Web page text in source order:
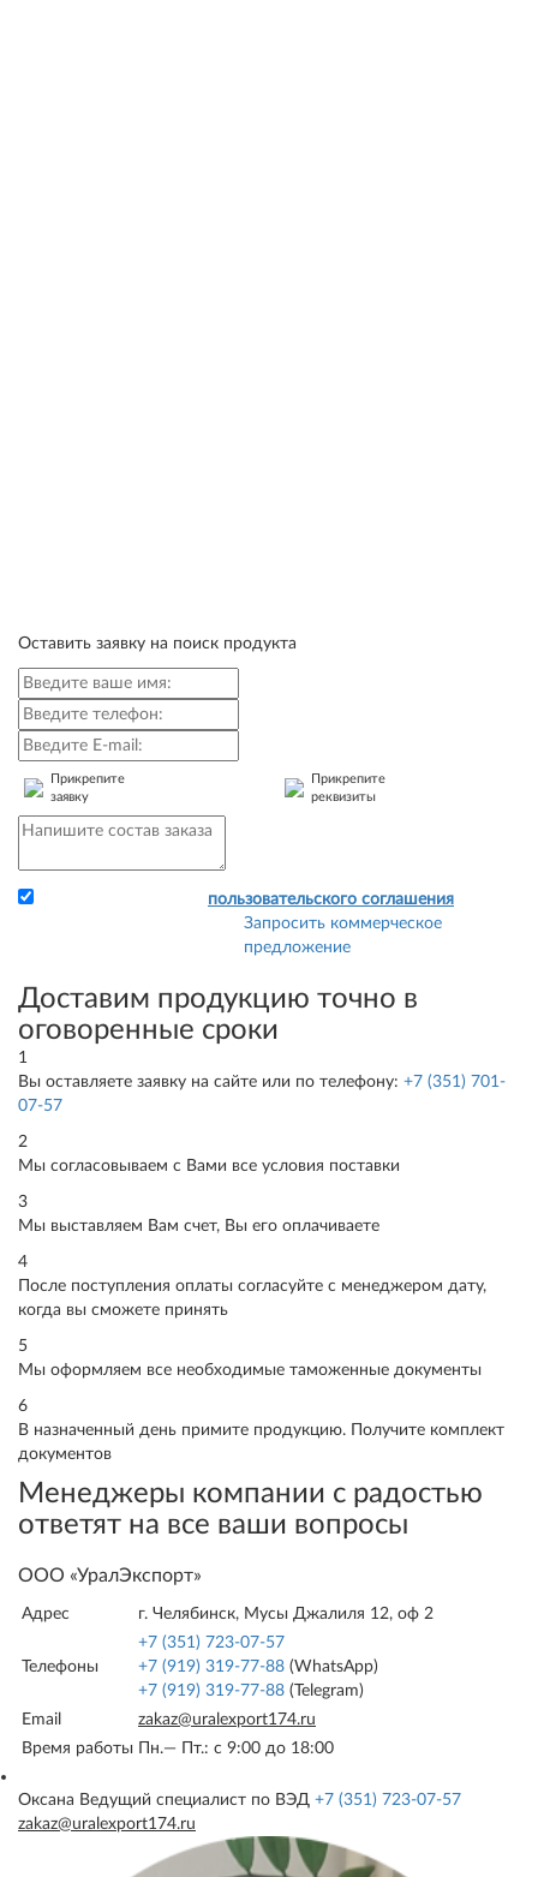
Оставить заявку на поиск продукта
Прикрепите
заявку
Прикрепите
реквизиты
пользовательского соглашения
сразу сможем выставить
Вам счет.
Запросить коммерческое
предложение
Доставим продукцию точно в
оговоренные сроки
1
Вы оставляете заявку на сайте или по телефону: +7 (351) 701-
07-57
2
Мы согласовываем с Вами все условия поставки
3
Мы выставляем Вам счет, Вы его оплачиваете
4
После поступления оплаты согласуйте с менеджером дату,
когда вы сможете принять
5
Мы оформляем все необходимые таможенные документы
6
В назначенный день примите продукцию. Получите комплект
документов
Менеджеры компании с радостью
ответят на все ваши вопросы
ООО «УралЭкспорт»
Адрес г. Челябинск, Мусы Джалиля 12, оф 2
Телефоны
+7 (351) 723-07-57
+7 (919) 319-77-88 (WhatsApp)
+7 (919) 319-77-88 (Telegram)
Email
zakaz@uralexport174.ru
Время работы Пн.— Пт.: c 9:00 до 18:00
Оксана Ведущий специалист по ВЭД +7 (351) 723-07-57
zakaz@uralexport174.ru